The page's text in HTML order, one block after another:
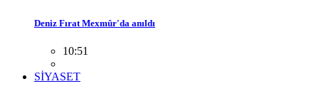
Deniz Fırat Mexmûr'da anıldı
10:51
SİYASET